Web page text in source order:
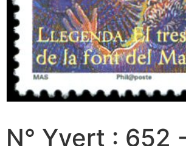
N° Yvert : 652